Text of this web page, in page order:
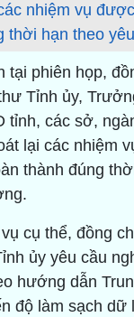
nhiệm vụ
thời hạn theo
tại phiên họp,
Tỉnh ủy,
tỉnh, các sở,
lại các nhiệm
thành đúng
cụ thể, đồng
ủy yêu cầu
hướng dẫn
độ làm sạch dữ